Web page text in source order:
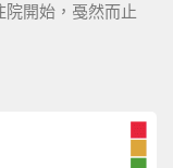
院開始，戞然而止